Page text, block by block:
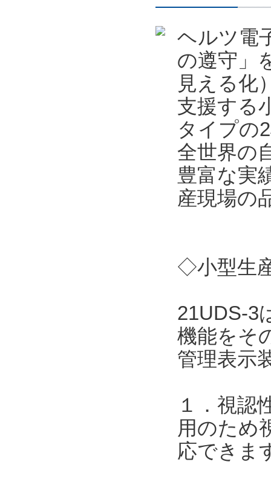
ヘルツ電
の遵守」
見える化
支援する
タイプの
全世界の
豊富な実
産現場の
◇小型生
21UDS-3
機能をそ
管理表示
１．視認
用のため
応できま